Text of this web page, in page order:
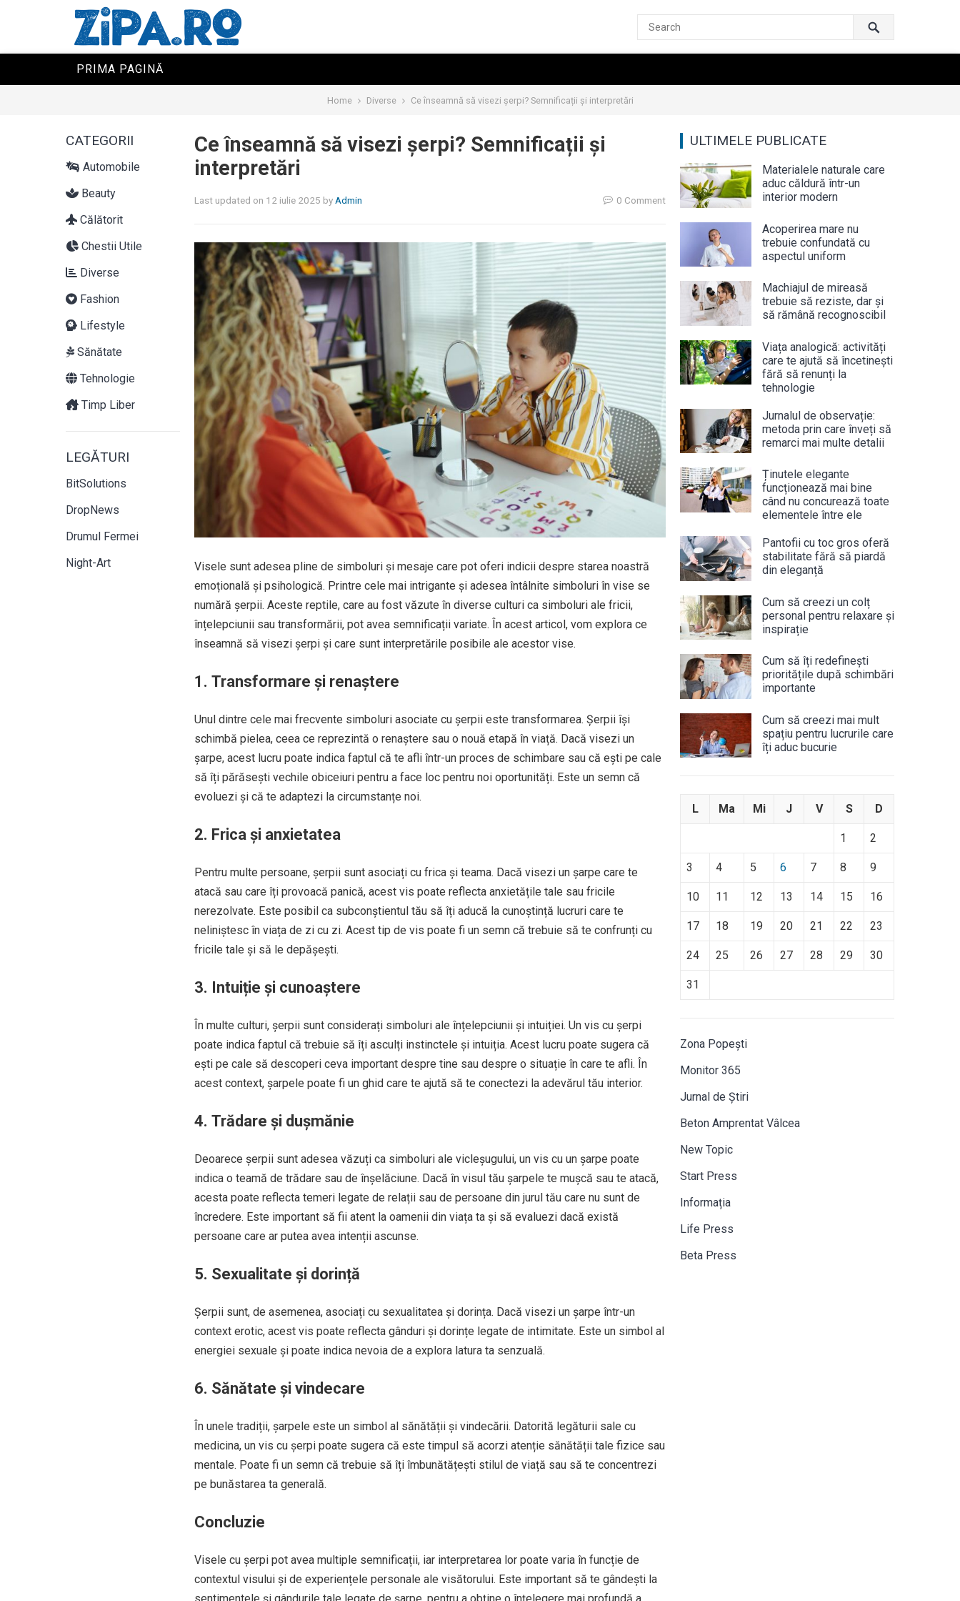
PRIMA PAGINĂ
Home Diverse Ce înseamnă să visezi șerpi? Semnificații și interpretări
CATEGORII
Automobile
Beauty
Călătorit
Chestii Utile
Diverse
Fashion
Lifestyle
Sănătate
Tehnologie
Timp Liber
LEGĂTURI
BitSolutions
DropNews
Drumul Fermei
Night-Art
Ce înseamnă să visezi șerpi? Semnificații și
interpretări
Last updated on 12 iulie 2025 by Admin 0 Comment
Visele sunt adesea pline de simboluri și mesaje care pot oferi indicii despre starea noastră
emoțională și psihologică. Printre cele mai intrigante și adesea întâlnite simboluri în vise se
numără șerpii. Aceste reptile, care au fost văzute în diverse culturi ca simboluri ale fricii,
înțelepciunii sau transformării, pot avea semnificații variate. În acest articol, vom explora ce
înseamnă să visezi șerpi și care sunt interpretările posibile ale acestor vise.
1. Transformare și renaștere
Unul dintre cele mai frecvente simboluri asociate cu șerpii este transformarea. Șerpii își
schimbă pielea, ceea ce reprezintă o renaștere sau o nouă etapă în viață. Dacă visezi un
șarpe, acest lucru poate indica faptul că te afli într-un proces de schimbare sau că ești pe cale
să îți părăsești vechile obiceiuri pentru a face loc pentru noi oportunități. Este un semn că
evoluezi și că te adaptezi la circumstanțe noi.
2. Frica și anxietatea
Pentru multe persoane, șerpii sunt asociați cu frica și teama. Dacă visezi un șarpe care te
atacă sau care îți provoacă panică, acest vis poate reflecta anxietățile tale sau fricile
nerezolvate. Este posibil ca subconștientul tău să îți aducă la cunoștință lucruri care te
neliniștesc în viața de zi cu zi. Acest tip de vis poate fi un semn că trebuie să te confrunți cu
fricile tale și să le depășești.
3. Intuiție și cunoaștere
În multe culturi, șerpii sunt considerați simboluri ale înțelepciunii și intuiției. Un vis cu șerpi
poate indica faptul că trebuie să îți asculți instinctele și intuiția. Acest lucru poate sugera că
ești pe cale să descoperi ceva important despre tine sau despre o situație în care te afli. În
acest context, șarpele poate fi un ghid care te ajută să te conectezi la adevărul tău interior.
4. Trădare și dușmănie
Deoarece șerpii sunt adesea văzuți ca simboluri ale vicleșugului, un vis cu un șarpe poate
indica o teamă de trădare sau de înșelăciune. Dacă în visul tău șarpele te mușcă sau te atacă,
acesta poate reflecta temeri legate de relații sau de persoane din jurul tău care nu sunt de
încredere. Este important să fii atent la oamenii din viața ta și să evaluezi dacă există
persoane care ar putea avea intenții ascunse.
5. Sexualitate și dorință
Șerpii sunt, de asemenea, asociați cu sexualitatea și dorința. Dacă visezi un șarpe într-un
context erotic, acest vis poate reflecta gânduri și dorințe legate de intimitate. Este un simbol al
energiei sexuale și poate indica nevoia de a explora latura ta senzuală.
6. Sănătate și vindecare
În unele tradiții, șarpele este un simbol al sănătății și vindecării. Datorită legăturii sale cu
medicina, un vis cu șerpi poate sugera că este timpul să acorzi atenție sănătății tale fizice sau
mentale. Poate fi un semn că trebuie să îți îmbunătățești stilul de viață sau să te concentrezi
pe bunăstarea ta generală.
Concluzie
Visele cu șerpi pot avea multiple semnificații, iar interpretarea lor poate varia în funcție de
contextul visului și de experiențele personale ale visătorului. Este important să te gândești la
sentimentele și gândurile tale legate de șarpe, pentru a obține o înțelegere mai profundă a
ULTIMELE PUBLICATE
Materialele naturale care
aduc căldură într-un
interior modern
Acoperirea mare nu
trebuie confundată cu
aspectul uniform
Machiajul de mireasă
trebuie să reziste, dar și
să rămână recognoscibil
Viața analogică: activități
care te ajută să încetinești
fără să renunți la
tehnologie
Jurnalul de observație:
metoda prin care înveți să
remarci mai multe detalii
Ținutele elegante
funcționează mai bine
când nu concurează toate
elementele între ele
Pantofii cu toc gros oferă
stabilitate fără să piardă
din eleganță
Cum să creezi un colț
personal pentru relaxare și
inspirație
Cum să îți redefinești
prioritățile după schimbări
importante
Cum să creezi mai mult
spațiu pentru lucrurile care
îți aduc bucurie
L Ma Mi J V S D
1 2
3 4 5 6 7 8 9
10 11 12 13 14 15 16
17 18 19 20 21 22 23
24 25 26 27 28 29 30
31
Zona Popești
Monitor 365
Jurnal de Știri
Beton Amprentat Vâlcea
New Topic
Start Press
Informația
Life Press
Beta Press